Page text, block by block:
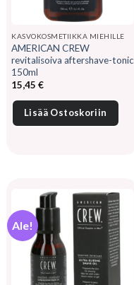
KASVOKOSMETIIKKA MIEHILLE
AMERICAN CREW
revitalisoiva aftershave-tonic
150ml
15,45 €
Lisää Ostoskoriin
Ale!